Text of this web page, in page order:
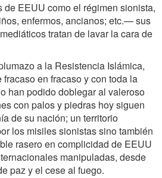
de EEUU como el régimen sionista,
enfermos, ancianos; etc.— sus
tratan de lavar la cara de
a la Resistencia Islámica,
en fracaso y con toda la
han podido doblegar al valeroso
con palos y piedras hoy siguen
de su nación; un territorio
los misiles sionistas sino también
rasero en complicidad de EEUU
manipuladas, desde
paz y el cese al fuego.